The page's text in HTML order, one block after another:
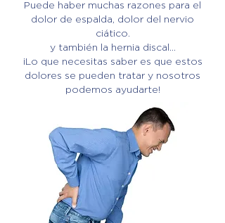
Puede haber muchas razones para el
dolor de espalda, dolor del nervio
ciático.
y también la hernia discal...
¡Lo que necesitas saber es que estos
dolores se pueden tratar y nosotros
podemos ayudarte!